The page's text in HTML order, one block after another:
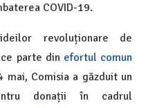
COVID-19.
revoluționare de
parte din efortul comun
mai, Comisia a găzduit un
donații în cadrul